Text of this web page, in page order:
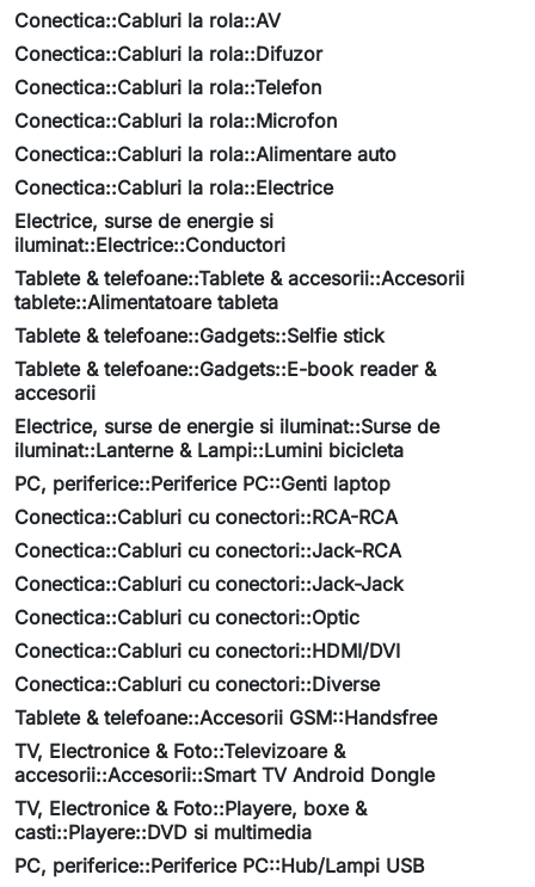
Conectica::Cabluri la rola::AV
Conectica::Cabluri la rola::Difuzor
Conectica::Cabluri la rola::Telefon
Conectica::Cabluri la rola::Microfon
Conectica::Cabluri la rola::Alimentare auto
Conectica::Cabluri la rola::Electrice
Electrice, surse de energie si
iluminat::Electrice::Conductori
Tablete & telefoane::Tablete & accesorii::Accesorii
tablete::Alimentatoare tableta
Tablete & telefoane::Gadgets::Selfie stick
Tablete & telefoane::Gadgets::E-book reader &
accesorii
Electrice, surse de energie si iluminat::Surse de
iluminat::Lanterne & Lampi::Lumini bicicleta
PC, periferice::Periferice PC::Genti laptop
Conectica::Cabluri cu conectori::RCA-RCA
Conectica::Cabluri cu conectori::Jack-RCA
Conectica::Cabluri cu conectori::Jack-Jack
Conectica::Cabluri cu conectori::Optic
Conectica::Cabluri cu conectori::HDMI/DVI
Conectica::Cabluri cu conectori::Diverse
Tablete & telefoane::Accesorii GSM::Handsfree
TV, Electronice & Foto::Televizoare &
accesorii::Accesorii::Smart TV Android Dongle
TV, Electronice & Foto::Playere, boxe &
casti::Playere::DVD si multimedia
PC, periferice::Periferice PC::Hub/Lampi USB